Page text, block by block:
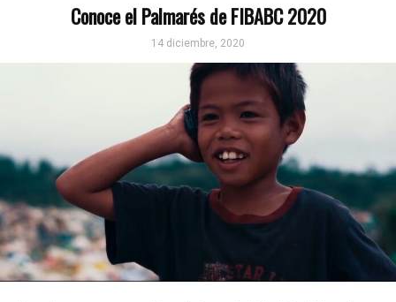
Conoce el Palmarés de FIBABC 2020
14 diciembre, 2020